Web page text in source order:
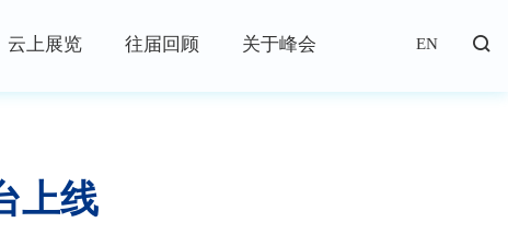
EN
云上展览 往届回顾 关于峰会
上线